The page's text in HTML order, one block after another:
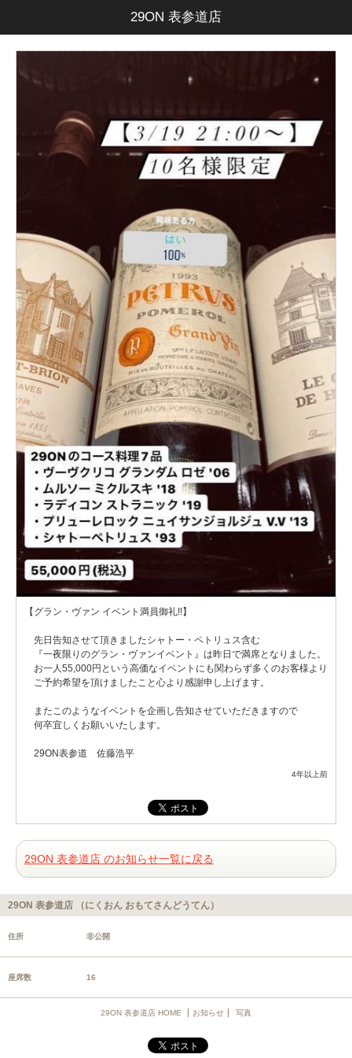
29ON 表参道店
【グラン・ヴァン イベント満員御礼!!】
先日告知させて頂きましたシャトー・ペトリュス含む
『一夜限りのグラン・ヴァンイベント』は昨日で満席となりました。
お一人55,000円という高価なイベントにも関わらず多くのお客様より
ご予約希望を頂けましたこと心より感謝申し上げます。
またこのようなイベントを企画し告知させていただきますので
何卒宜しくお願いいたします。
29ON表参道 佐藤浩平
4年以上前
29ON 表参道店 のお知らせ一覧に戻る
29ON 表参道店 （にくおん おもてさんどうてん）
住所 非公開
座席数 16
29ON 表参道店 HOME お知らせ 写真